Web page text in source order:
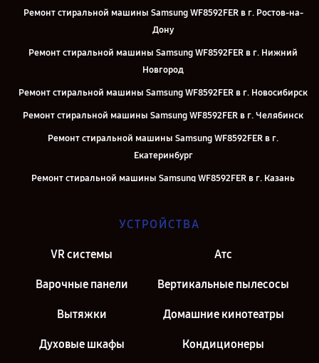
Ремонт стиральной машины Samsung WF8592FER в г. Ростов-на-
Дону
Ремонт стиральной машины Samsung WF8592FER в г. Нижний
Новгород
Ремонт стиральной машины Samsung WF8592FER в г. Новосибирск
Ремонт стиральной машины Samsung WF8592FER в г. Челябинск
Ремонт стиральной машины Samsung WF8592FER в г.
Екатеринбург
Ремонт стиральной машины Samsung WF8592FER в г. Казань
Ремонт стиральной машины Samsung WF8592FER в г. Санкт-
УСТРОЙСТВА
VR системы Атс
Варочные панели Вертикальные пылесосы
Вытяжки Домашние кинотеатры
Духовые шкафы Кондиционеры